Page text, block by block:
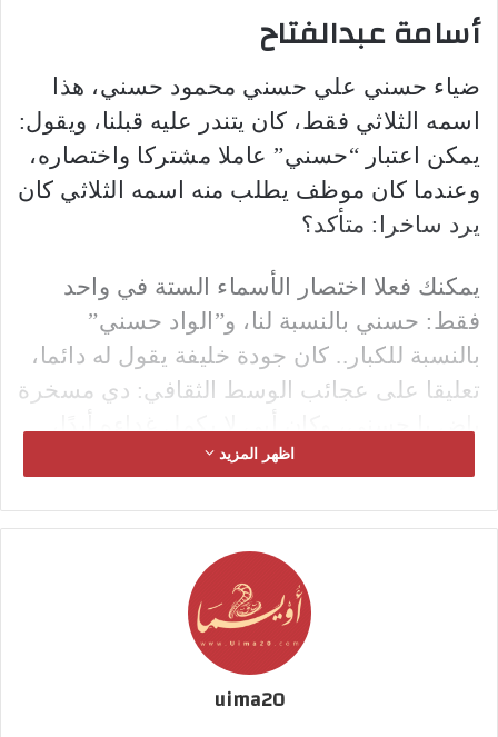
أسامة عبدالفتاح
ضياء حسني علي حسني محمود حسني، هذا
اسمه الثلاثي فقط، كان يتندر عليه قبلنا، ويقول:
يمكن اعتبار “حسني” عاملا مشتركا واختصاره،
وعندما كان موظف يطلب منه اسمه الثلاثي كان
يرد ساخرا: متأكد؟
يمكنك فعلا اختصار الأسماء الستة في واحد
فقط: حسني بالنسبة لنا، و”الواد حسني”
بالنسبة للكبار.. كان جودة خليفة يقول له دائما،
تعليقا على عجائب الوسط الثقافي: دي مسخرة
ياض يا حسني، وكان أبي لا يكمل غداءه أبدًا،
ويغفو قليلا ثم يأكل ما تبقى بعد استيقاظه، وبعد
فقط، استيقظ فلم يجد طبقه، فاتهمه فورا
بالتهامه، قائلا: الواد حسني كل السمك بتاعي،
وظل ضياء حتى أيامه الأخيرة يتذكر هذا اليوم
اظهر المزيد
uima20